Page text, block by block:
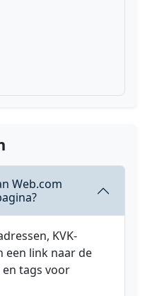
Web.com
KVK-
een link naar de
tags voor